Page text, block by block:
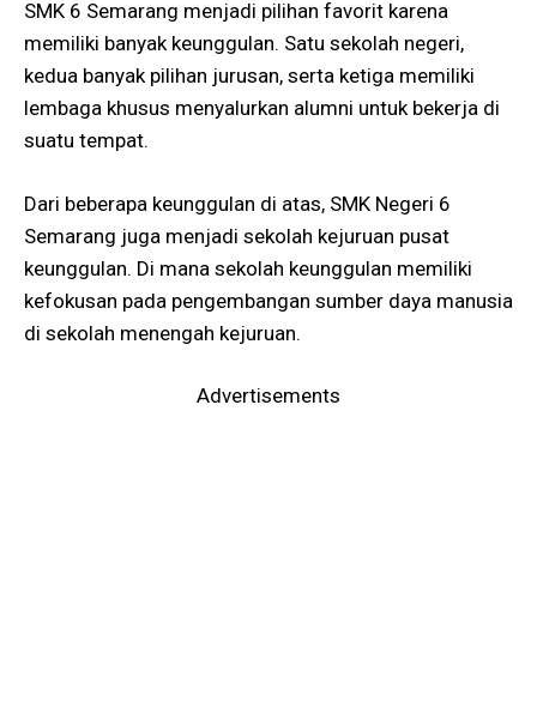
SMK 6 Semarang menjadi pilihan favorit karena
memiliki banyak keunggulan. Satu sekolah negeri,
kedua banyak pilihan jurusan, serta ketiga memiliki
lembaga khusus menyalurkan alumni untuk bekerja di
suatu tempat.
Dari beberapa keunggulan di atas, SMK Negeri 6
Semarang juga menjadi sekolah kejuruan pusat
keunggulan. Di mana sekolah keunggulan memiliki
kefokusan pada pengembangan sumber daya manusia
di sekolah menengah kejuruan.
Advertisements